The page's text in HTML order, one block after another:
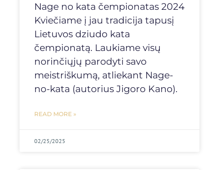
Nage no kata čempionatas 2024
Kviečiame į jau tradicija tapusį
Lietuvos dziudo kata
čempionatą. Laukiame visų
norinčiųjų parodyti savo
meistriškumą, atliekant Nage-
no-kata (autorius Jigoro Kano).
READ MORE »
02/25/2025